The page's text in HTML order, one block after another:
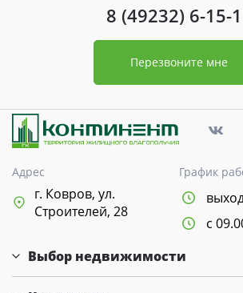
8 (49232) 6-15-
Перезвоните мне
Адрес
г. Ковров, ул.
Строителей, 28
График
с
Выбор недвижимости